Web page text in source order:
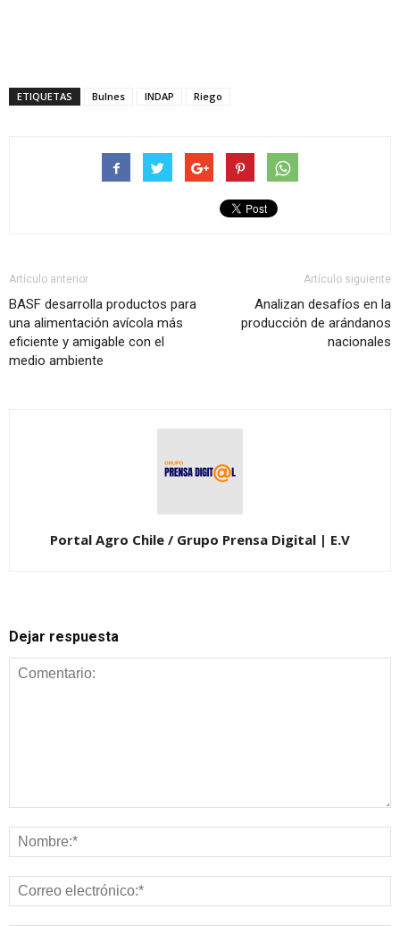
ETIQUETAS Bulnes INDAP Riego
Artículo anterior
BASF desarrolla productos para
una alimentación avícola más
eficiente y amigable con el
medio ambiente
Artículo siguiente
Analizan desafíos en la
producción de arándanos
nacionales
Portal Agro Chile / Grupo Prensa Digital | E.V
Dejar respuesta